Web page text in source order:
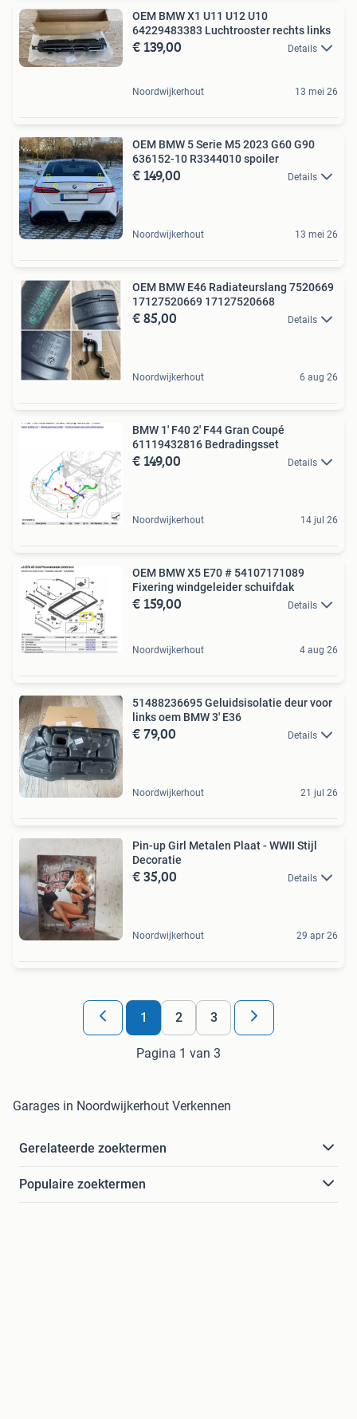
OEM BMW X1 U11 U12 U10
64229483383 Luchtrooster rechts links
€ 139,00 Details
Noordwijkerhout 13 mei 26
OEM BMW 5 Serie M5 2023 G60 G90
636152-10 R3344010 spoiler
€ 149,00 Details
Noordwijkerhout 13 mei 26
OEM BMW E46 Radiateurslang 7520669
17127520669 17127520668
€ 85,00 Details
Noordwijkerhout 6 aug 26
BMW 1' F40 2' F44 Gran Coupé
61119432816 Bedradingsset
€ 149,00 Details
Noordwijkerhout 14 jul 26
OEM BMW X5 E70 # 54107171089
Fixering windgeleider schuifdak
€ 159,00 Details
Noordwijkerhout 4 aug 26
51488236695 Geluidsisolatie deur voor
links oem BMW 3' E36
€ 79,00 Details
Noordwijkerhout 21 jul 26
Pin-up Girl Metalen Plaat - WWII Stijl
Decoratie
€ 35,00 Details
Noordwijkerhout 29 apr 26
1 2 3
Pagina 1 van 3
Garages in Noordwijkerhout Verkennen
Gerelateerde zoektermen
Populaire zoektermen